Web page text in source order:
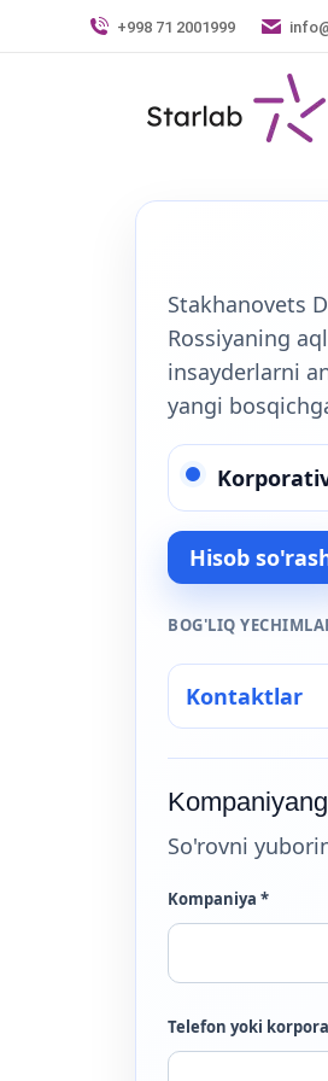
+998 71 2001999
Stakhanovets
Rossiyaning
insayderlarni
yangi
Hisob
BOG'LIQ
Kontaktlar
So'rovni
Kompaniya *
Telefon yoki